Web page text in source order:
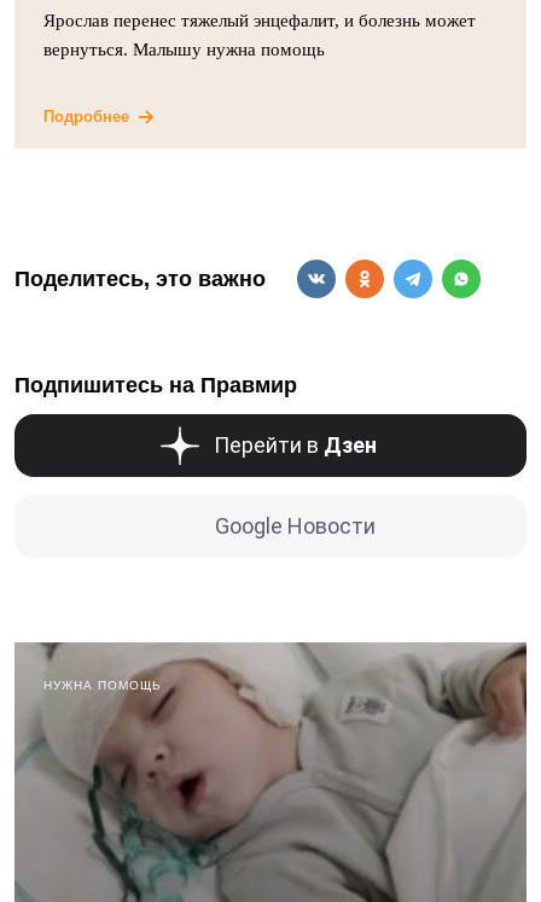
Ярослав перенес тяжелый энцефалит, и болезнь может
вернуться. Малышу нужна помощь
Подробнее
Поделитесь, это важно
Подпишитесь на Правмир
Перейти в Дзен
Google Новости
НУЖНА ПОМОЩЬ